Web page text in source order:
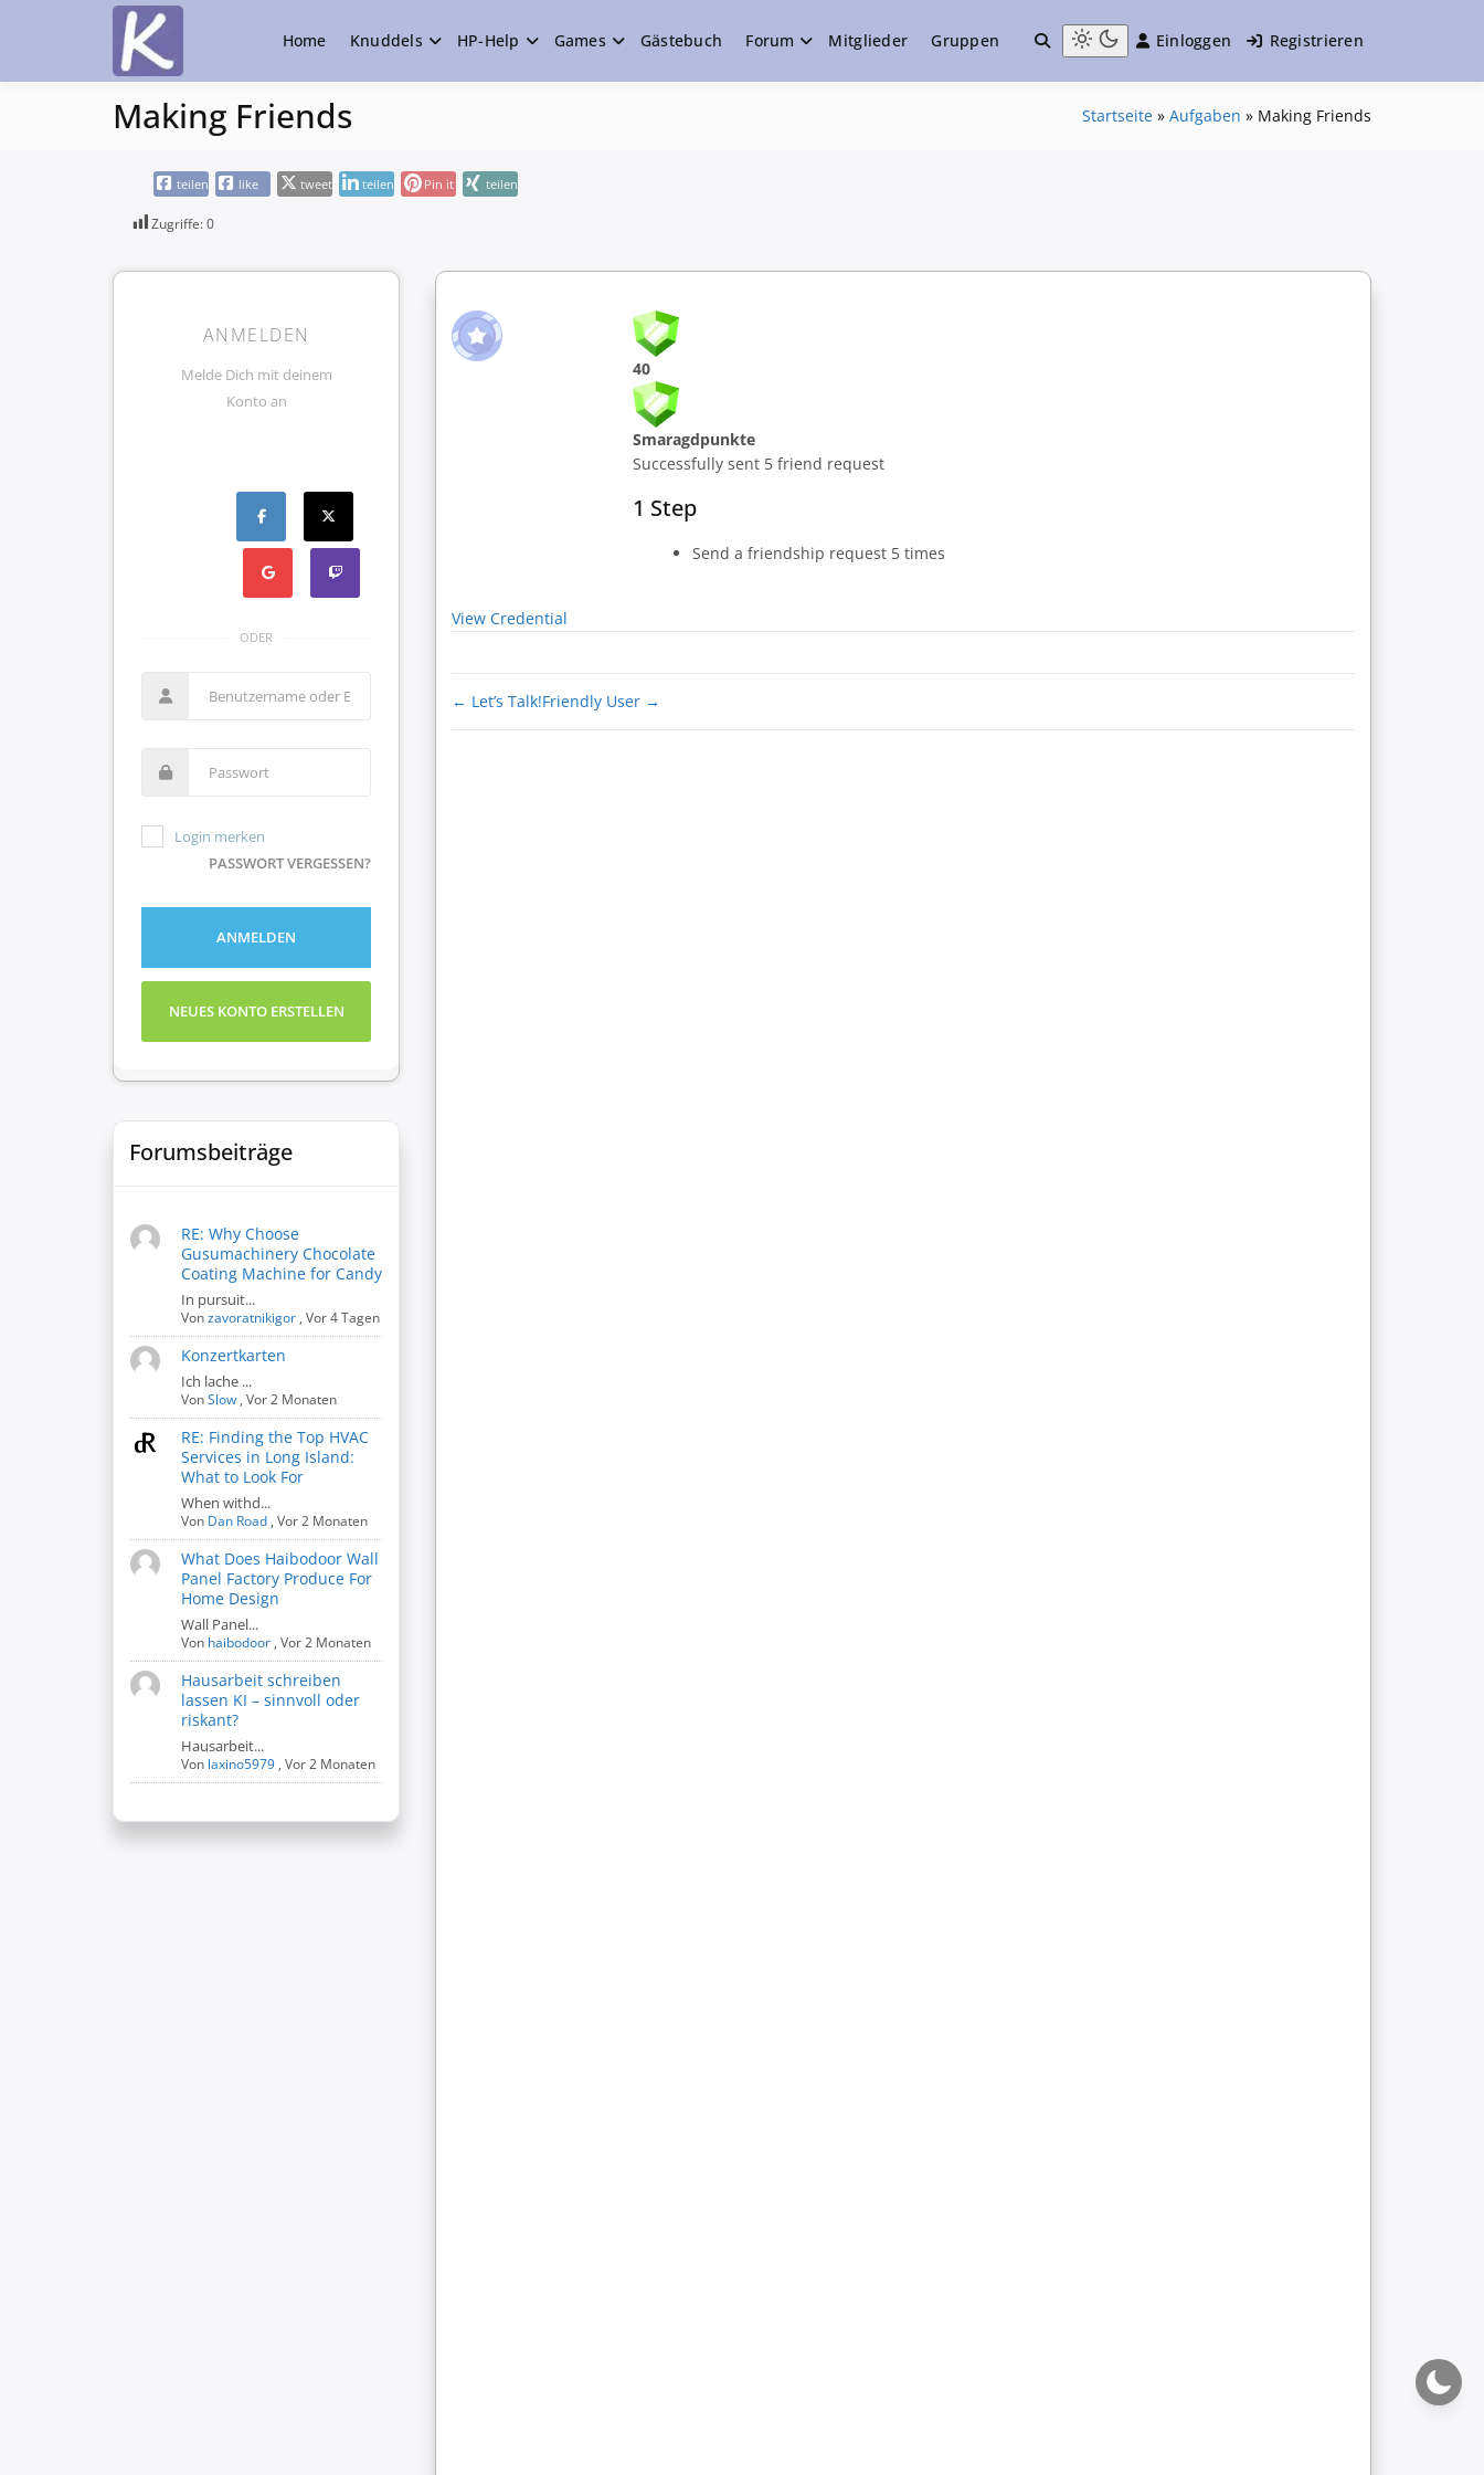
Knuddelesel.de
die Community
Home Knuddels HP-Help Games Gästebuch Forum Mitglieder Gruppen Einloggen Registrieren
Making Friends Startseite » Aufgaben » Making Friends
teilen like tweet teilen Pin it teilen
Zugriffe:0
ANMELDEN
Melde Dich mit deinem
Konto an
ODER
Login merken
PASSWORT VERGESSEN?
ANMELDEN
NEUES KONTO ERSTELLEN
Forumsbeiträge
RE: Why Choose
Gusumachinery Chocolate
Coating Machine for Candy
In pursuit...
Vonzavoratnikigor, Vor 4 Tagen
Konzertkarten
Ich lache ...
VonSlow, Vor 2 Monaten
RE: Finding the Top HVAC
Services in Long Island:
What to Look For
When withd...
Von Dan Road, Vor 2 Monaten
What Does Haibodoor Wall
Panel Factory Produce For
Home Design
Wall Panel...
Von haibodoor, Vor 2 Monaten
Hausarbeit schreiben
lassen KI – sinnvoll oder
riskant?
Hausarbeit...
Von laxino5979, Vor 2 Monaten
40
Smaragdpunkte
Successfully sent 5 friend request
1 Step
Send a friendship request 5 times
View Credential
← Let’s Talk!Friendly User →